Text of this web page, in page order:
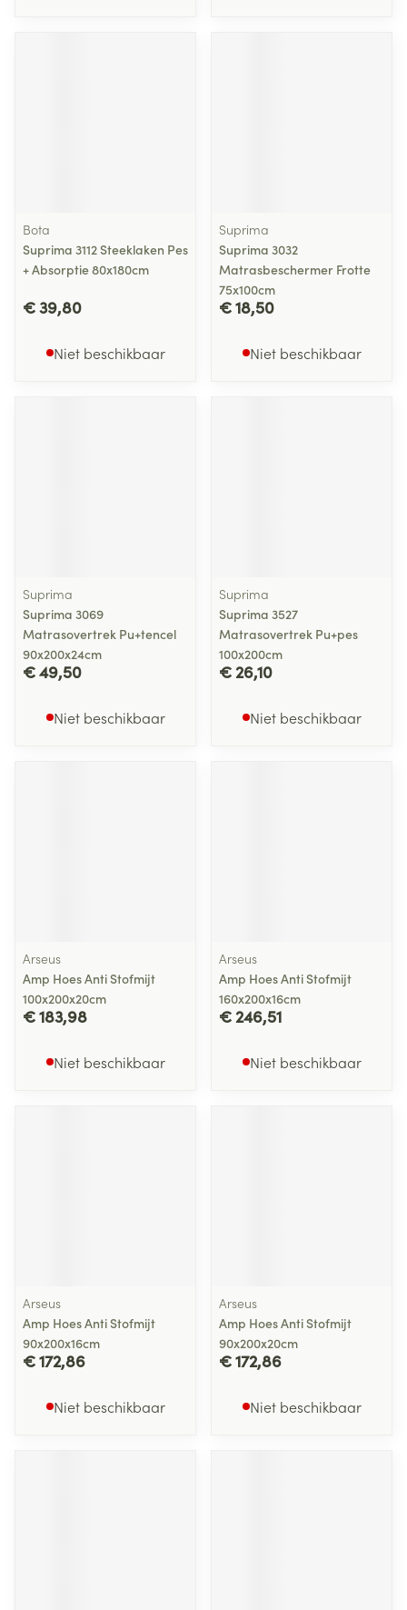
Bota
Suprima 3112 Steeklaken Pes
+ Absorptie 80x180cm
€ 39,80
Niet beschikbaar
Suprima
Suprima 3032
Matrasbeschermer Frotte
75x100cm
€ 18,50
Niet beschikbaar
Suprima
Suprima 3069
Matrasovertrek Pu+tencel
90x200x24cm
€ 49,50
Niet beschikbaar
Suprima
Suprima 3527
Matrasovertrek Pu+pes
100x200cm
€ 26,10
Niet beschikbaar
Arseus
Amp Hoes Anti Stofmijt
100x200x20cm
€ 183,98
Niet beschikbaar
Arseus
Amp Hoes Anti Stofmijt
160x200x16cm
€ 246,51
Niet beschikbaar
Arseus
Amp Hoes Anti Stofmijt
90x200x16cm
€ 172,86
Niet beschikbaar
Arseus
Amp Hoes Anti Stofmijt
90x200x20cm
€ 172,86
Niet beschikbaar